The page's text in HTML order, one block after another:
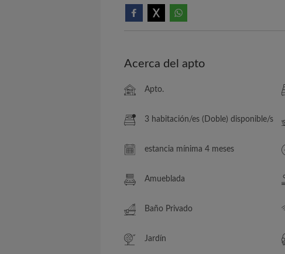
Acerca del apto
Apto.
3 habitación/es (Doble) disponible/s
estancia mínima 4 meses
Amueblada
Baño Privado
Jardín